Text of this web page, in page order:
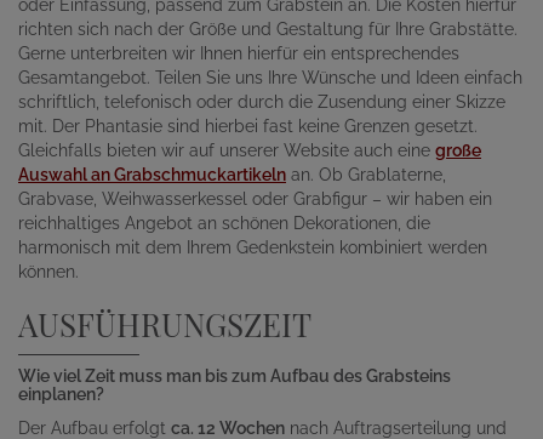
oder Einfassung, passend zum Grabstein an. Die Kosten hierfür
richten sich nach der Größe und Gestaltung für Ihre Grabstätte.
Gerne unterbreiten wir Ihnen hierfür ein entsprechendes
Gesamtangebot. Teilen Sie uns Ihre Wünsche und Ideen einfach
schriftlich, telefonisch oder durch die Zusendung einer Skizze
mit. Der Phantasie sind hierbei fast keine Grenzen gesetzt.
Gleichfalls bieten wir auf unserer Website auch eine große
Auswahl an Grabschmuckartikeln an. Ob Grablaterne,
Grabvase, Weihwasserkessel oder Grabfigur – wir haben ein
reichhaltiges Angebot an schönen Dekorationen, die
harmonisch mit dem Ihrem Gedenkstein kombiniert werden
können.
AUSFÜHRUNGSZEIT
Wie viel Zeit muss man bis zum Aufbau des Grabsteins
einplanen?
Der Aufbau erfolgt ca. 12 Wochen nach Auftragserteilung und